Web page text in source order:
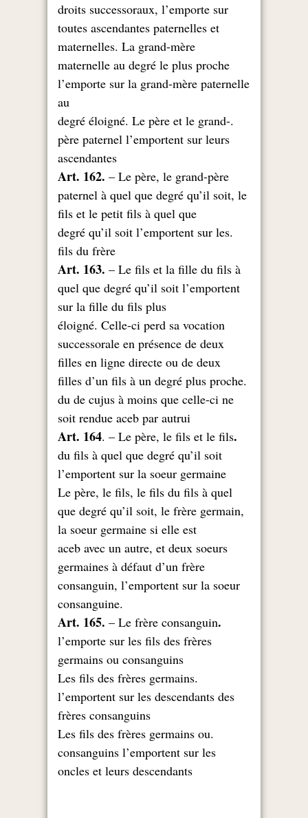
droits successoraux, l’emporte sur
toutes ascendantes paternelles et
maternelles. La grand-mère
maternelle au degré le plus proche
l’emporte sur la grand-mère paternelle
au
.degré éloigné. Le père et le grand-
père paternel l’emportent sur leurs
ascendantes
Art. 162. – Le père, le grand-père
paternel à quel que degré qu’il soit, le
fils et le petit fils à quel que
.degré qu’il soit l’emportent sur les
fils du frère
Art. 163. – Le fils et la fille du fils à
quel que degré qu’il soit l’emportent
sur la fille du fils plus
éloigné. Celle-ci perd sa vocation
successorale en présence de deux
filles en ligne directe ou de deux
.filles d’un fils à un degré plus proche
du de cujus à moins que celle-ci ne
soit rendue aceb par autrui
.Art. 164
. – Le père, le fils et le fils
du fils à quel que degré qu’il soit
l’emportent sur la soeur germaine
Le père, le fils, le fils du fils à quel
que degré qu’il soit, le frère germain,
la soeur germaine si elle est
aceb avec un autre, et deux soeurs
germaines à défaut d’un frère
consanguin, l’emportent sur la soeur
.consanguine
.Art. 165.
– Le frère consanguin
l’emporte sur les fils des frères
germains ou consanguins
.Les fils des frères germains
l’emportent sur les descendants des
frères consanguins
.Les fils des frères germains ou
consanguins l’emportent sur les
oncles et leurs descendants